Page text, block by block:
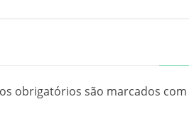
obrigatórios são marcados com